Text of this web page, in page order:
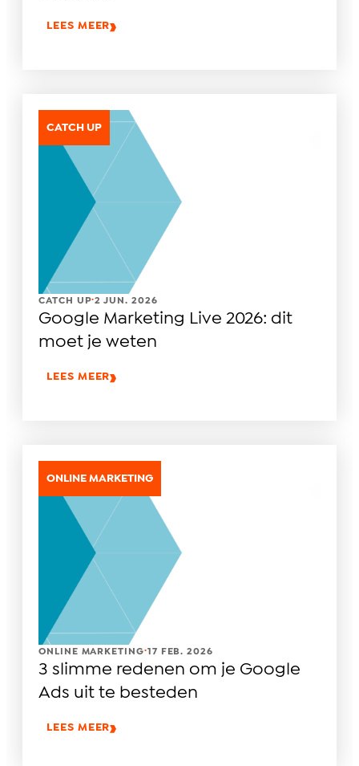
LEES MEER
CATCH UP
CATCH UP.2 JUN. 2026
Google Marketing Live 2026: dit
moet je weten
LEES MEER
ONLINE MARKETING
ONLINE MARKETING.17 FEB. 2026
3 slimme redenen om je Google
Ads uit te besteden
LEES MEER